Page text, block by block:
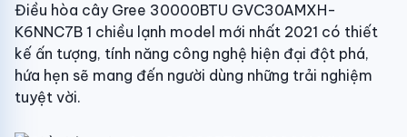
Điều hòa cây Gree 30000BTU GVC30AMXH-
K6NNC7B 1 chiều lạnh model mới nhất 2021 có thiết
kế ấn tượng, tính năng công nghệ hiện đại đột phá,
hứa hẹn sẽ mang đến người dùng những trải nghiệm
tuyệt vời.